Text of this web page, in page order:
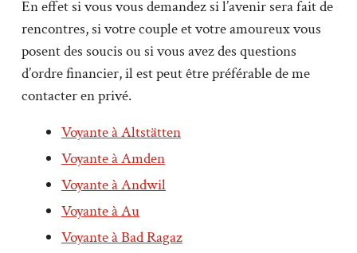
En effet si vous vous demandez si l’avenir sera fait de
rencontres, si votre couple et votre amoureux vous
posent des soucis ou si vous avez des questions
d’ordre financier, il est peut être préférable de me
contacter en privé.
Voyante à Altstätten
Voyante à Amden
Voyante à Andwil
Voyante à Au
Voyante à Bad Ragaz